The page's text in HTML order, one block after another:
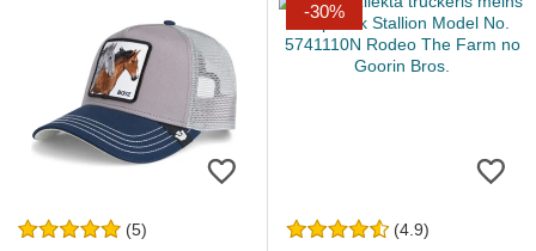
(5)
-30%
(4.9)